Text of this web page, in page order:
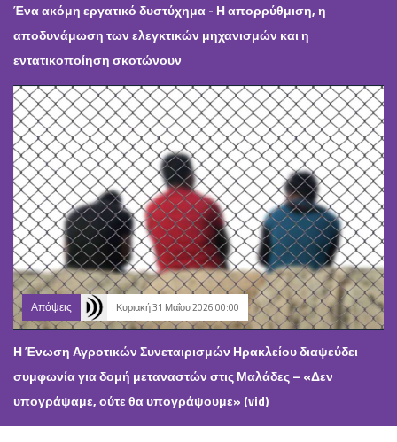
Ένα ακόμη εργατικό δυστύχημα - Η απορρύθμιση, η
αποδυνάμωση των ελεγκτικών μηχανισμών και η
εντατικοποίηση σκοτώνουν
Απόψεις Κυριακή 31 Μαΐου 2026 00:00
Η Ένωση Αγροτικών Συνεταιρισμών Ηρακλείου διαψεύδει
συμφωνία για δομή μεταναστών στις Μαλάδες – «Δεν
υπογράψαμε, ούτε θα υπογράψουμε» (vid)